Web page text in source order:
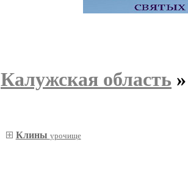
Калужская область
Клины урочище